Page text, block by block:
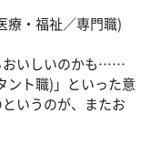
療・福祉／専門職)
おいしいのかも……
ント職)」といった意
いうのが、またお